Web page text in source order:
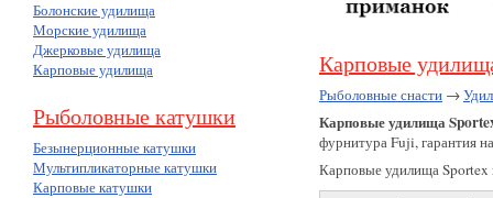
Болонские удилища
Морские удилища
Джерковые удилища
Карповые удилища
Рыболовные катушки
Безынерционные катушки
Мультипликаторные катушки
Карповые катушки
Карповые
Рыболовные снасти →
Карповые удилища
фурнитура Fuji, гарантия
Карповые удилища Sportex